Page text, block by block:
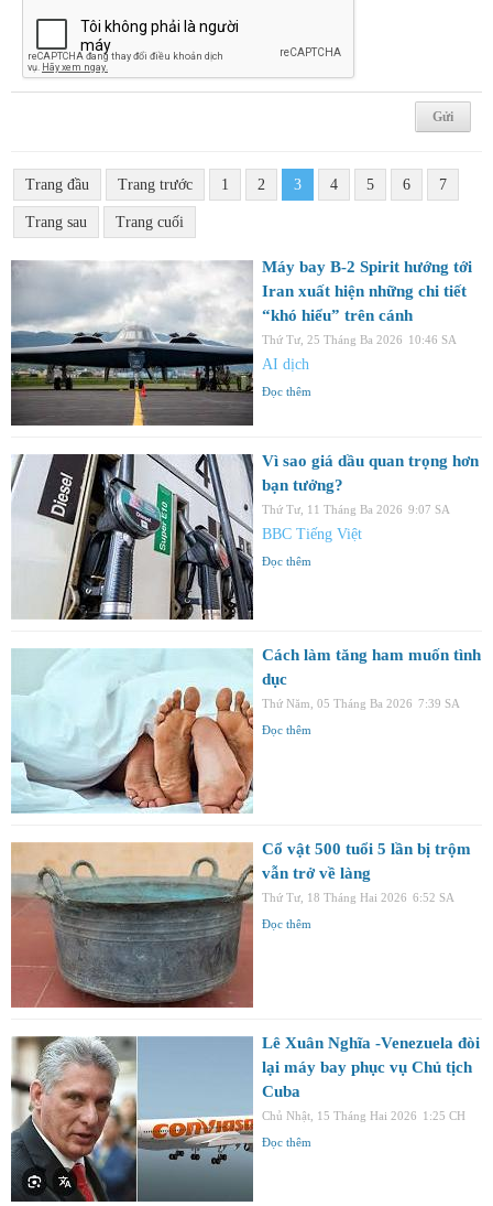
Trang đầu Trang trước 1 2 3 4 5 6 7
Trang sau Trang cuối
Máy bay B-2 Spirit hướng tới
Iran xuất hiện những chi tiết
“khó hiểu” trên cánh
Thứ Tư, 25 Tháng Ba 2026 10:46 SA
AI dịch
Đọc thêm
Vì sao giá dầu quan trọng hơn
bạn tưởng?
Thứ Tư, 11 Tháng Ba 2026 9:07 SA
BBC Tiếng Việt
Đọc thêm
Cách làm tăng ham muốn tình
dục
Thứ Năm, 05 Tháng Ba 2026 7:39 SA
Đọc thêm
Cổ vật 500 tuổi 5 lần bị trộm
vẫn trở về làng
Thứ Tư, 18 Tháng Hai 2026 6:52 SA
Đọc thêm
Lê Xuân Nghĩa -Venezuela đòi
lại máy bay phục vụ Chủ tịch
Cuba
Chủ Nhật, 15 Tháng Hai 2026 1:25 CH
Đọc thêm